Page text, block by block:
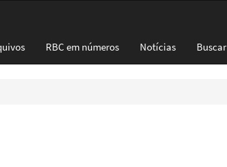
RBC em números Notícias Buscar